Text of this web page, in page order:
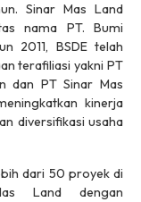
Sinar Mas Land
nama PT. Bumi
2011, BSDE telah
terafiliasi yakni PT
dan PT Sinar Mas
kinerja
diversifikasi usaha
dari 50 proyek di
Land dengan